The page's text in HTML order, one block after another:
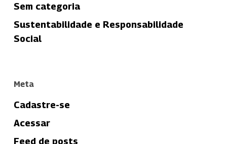
Sem categoria
Sustentabilidade e Responsabilidade
Social
Meta
Cadastre-se
Acessar
Feed de posts